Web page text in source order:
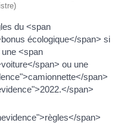
du <span
écologique</span> si
<span
span> ou une
span>
span>
span>